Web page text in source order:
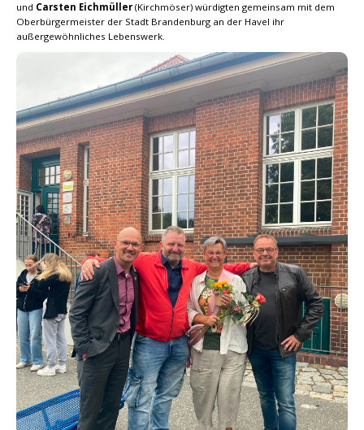
und Carsten Eichmüller (Kirchmöser) würdigten gemeinsam mit dem
Oberbürgermeister der Stadt Brandenburg an der Havel ihr
außergewöhnliches Lebenswerk.